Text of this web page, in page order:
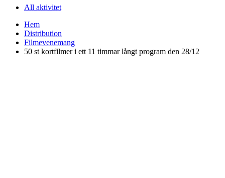
All aktivitet
Hem
Distribution
Filmevenemang
50 st kortfilmer i ett 11 timmar långt program den 28/12